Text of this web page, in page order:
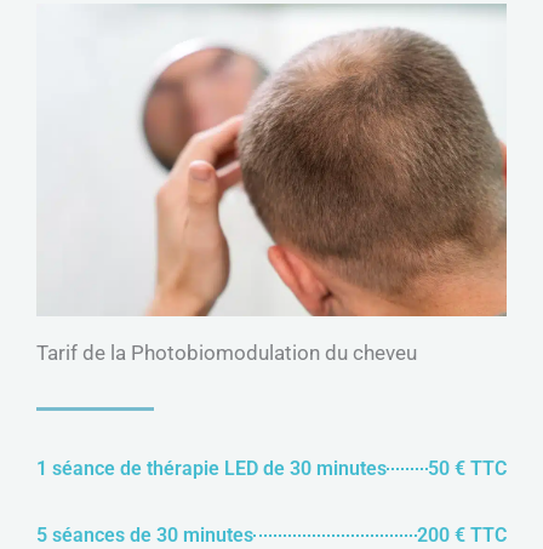
Tarif de la Photobiomodulation du cheveu
1 séance de thérapie LED de 30 minutes 50 € TTC
5 séances de 30 minutes 200 € TTC